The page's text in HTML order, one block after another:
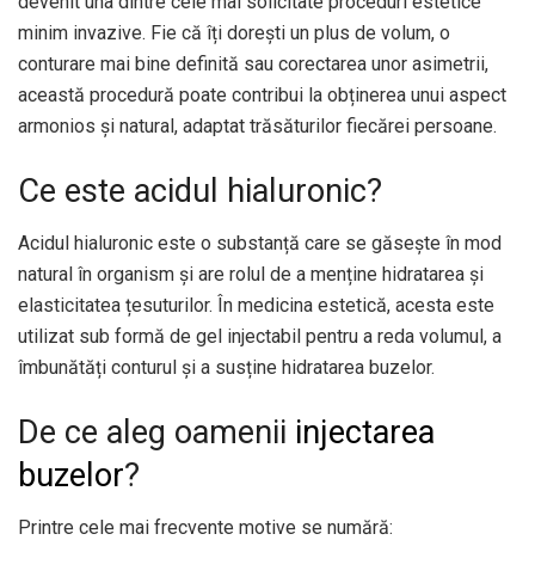
minim invazive. Fie că îți dorești un plus de volum, o
conturare mai bine definită sau corectarea unor asimetrii,
această procedură poate contribui la obținerea unui aspect
armonios și natural, adaptat trăsăturilor fiecărei persoane.
Ce este acidul hialuronic?
Acidul hialuronic este o substanță care se găsește în mod
natural în organism și are rolul de a menține hidratarea și
elasticitatea țesuturilor. În medicina estetică, acesta este
utilizat sub formă de gel injectabil pentru a reda volumul, a
îmbunătăți conturul și a susține hidratarea buzelor.
De ce aleg oamenii injectarea
buzelor?
Printre cele mai frecvente motive se numără: